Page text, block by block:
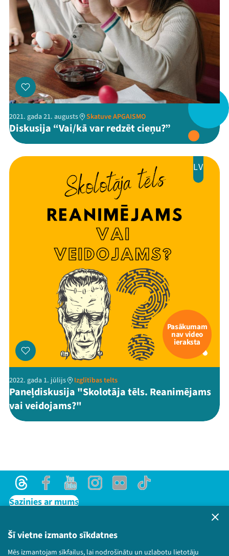
Šī vietne izmanto sīkdatnes
Mēs izmantojam sīkfailus, lai nodrošinātu un uzlabotu lietotāju
Programma
Arhīvs
Viņi bija LAMPĀ 2026
Jaunumi
Ziedo
Veikals
ThreadsFacebookYoutube Instagram
2021. gada 21. augusts Skatuve APGAISMO
Diskusija “Vai/kā var redzēt cieņu?”
LV
Pasākumam
nav video
ieraksta
2022. gada 1. jūlijs Izglītības telts
Paneļdiskusija "Skolotāja tēls. Reanimējams
vai veidojams?"
ThreadsFacebookYoutubeInstagram
Flick TikTok
Sazinies ar mums
Lietošanas noteikumi un sīkdatņu politika
Bērnu aizsardzības politika